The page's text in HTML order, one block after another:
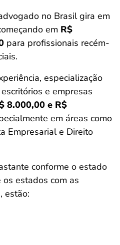
no Brasil gira em
em R$
para profissionais recém-
especialização
e empresas
8.000,00 e R$
em áreas como
Empresarial e Direito
conforme o estado
estados com as
estão: